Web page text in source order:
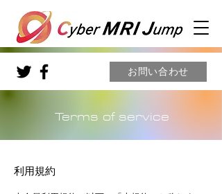
お問い合わせ
Terms of service
​利用規約